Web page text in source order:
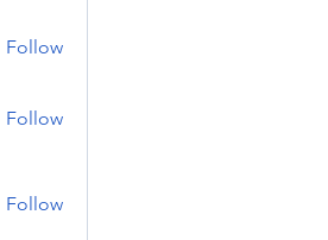
Follow
Follow
Follow